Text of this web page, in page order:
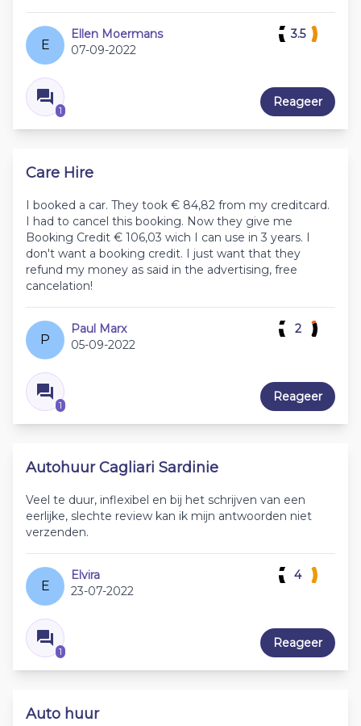
E
Ellen Moermans
07-09-2022
1
3.5
Reageer
Care Hire
I booked a car. They took € 84,82 from my creditcard.
I had to cancel this booking. Now they give me
Booking Credit € 106,03 wich I can use in 3 years. I
don't want a booking credit. I just want that they
refund my money as said in the advertising, free
cancelation!
P
Paul Marx
05-09-2022
1
2
Reageer
Autohuur Cagliari Sardinie
Veel te duur, inflexibel en bij het schrijven van een
eerlijke, slechte review kan ik mijn antwoorden niet
verzenden.
E
Elvira
23-07-2022
1
4
Reageer
Auto huur